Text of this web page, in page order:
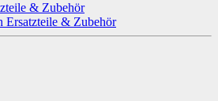
& Zubehör
Ersatzteile & Zubehör